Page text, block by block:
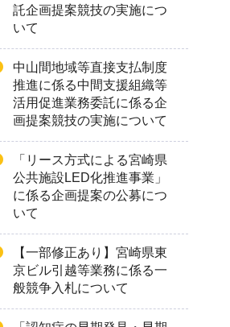
託企画提案競技の実施につ
いて
中山間地域等直接支払制度
推進に係る中間支援組織等
活用促進業務委託に係る企
画提案競技の実施について
「リース方式による宮崎県
公共施設LED化推進事業」
に係る企画提案の公募につ
いて
【一部修正あり】宮崎県東
京ビル引越等業務に係る一
般競争入札について